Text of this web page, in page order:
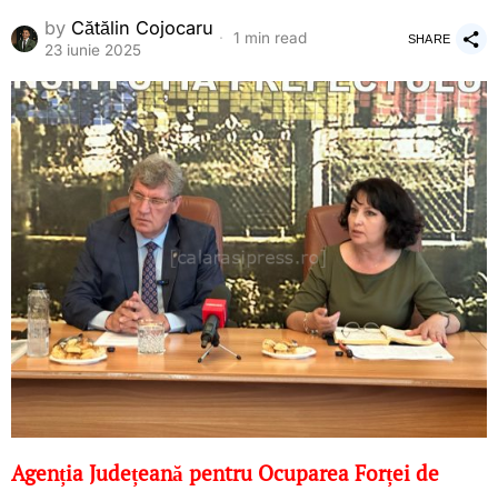
by Cătălin Cojocaru
23 iunie 2025
1 min read SHARE
Agenția Județeană pentru Ocuparea Forței de